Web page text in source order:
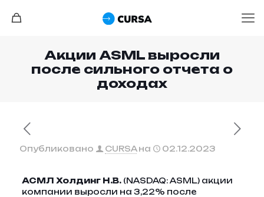
Акции ASML выросли
после сильного отчета о
доходах
Опубликовано CURSA на 02.12.2023
АСМЛ Холдинг Н.В.(NASDAQ: ASML) акции
компании выросли на 3,22% после